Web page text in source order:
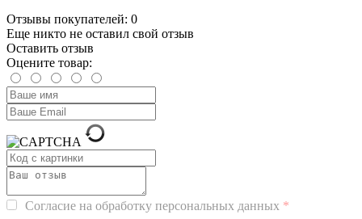
Отзывы покупателей: 0
Еще никто не оставил свой отзыв
Оставить отзыв
Оцените товар:
Согласие на обработку персональных данных